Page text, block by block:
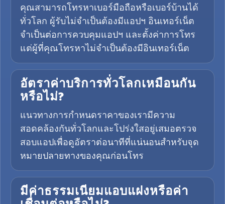
คุณสามารถโทรหาเบอร์มือถือหรือเบอร์บ้านได้
ทั่วโลก ผู้รับไม่จำเป็นต้องมีแอปฯ อินเทอร์เน็ต
จำเป็นต่อการควบคุมแอปฯ และตั้งค่าการโทร
แต่ผู้ที่คุณโทรหาไม่จำเป็นต้องมีอินเทอร์เน็ต
อัตราค่าบริการทั่วโลกเหมือนกัน
หรือไม่?
แนวทางการกำหนดราคาของเรามีความ
สอดคล้องกันทั่วโลกและโปร่งใสอยู่เสมอตรวจ
สอบแอปเพื่อดูอัตราต่อนาทีที่แน่นอนสำหรับจุด
หมายปลายทางของคุณก่อนโทร
มีค่าธรรมเนียมแอบแฝงหรือค่า